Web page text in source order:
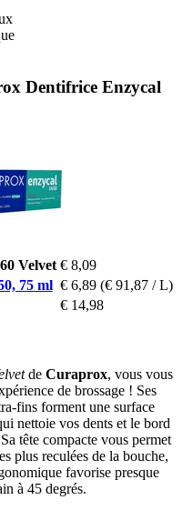
Dentifrice Enzycal
Velvet € 8,09
75 ml € 6,89 (€ 91,87 / L)
€ 14,98
de Curaprox, vous vous
de brossage ! Ses
fins forment une surface
nettoie vos dents et le bord
tête compacte vous permet
plus reculées de la bouche,
favorise presque
à 45 degrés.